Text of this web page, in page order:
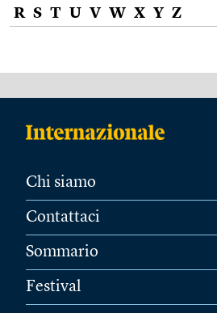
R S T U V W X Y Z
Chi siamo
Contattaci
Sommario
Festival